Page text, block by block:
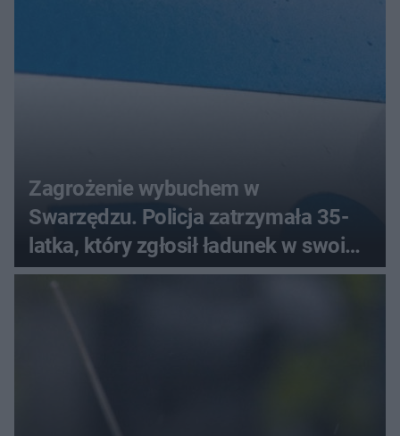
Zagrożenie wybuchem w
Swarzędzu. Policja zatrzymała 35-
latka, który zgłosił ładunek w swoim
aucie